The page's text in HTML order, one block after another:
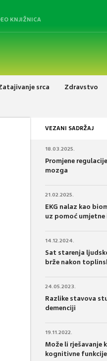
KNJIŽNICA
srca Zdravstvo
VEZANI SADRŽAJ
18.03.2025.
Promjene
mozga
21.02.2025.
EKG nalaz kao
uz pomoć
14.12.2024.
Sat starenja
brže nakon
24.05.2023.
Razlike stavova
demenciji
19.11.2022.
Može li
kognitivne